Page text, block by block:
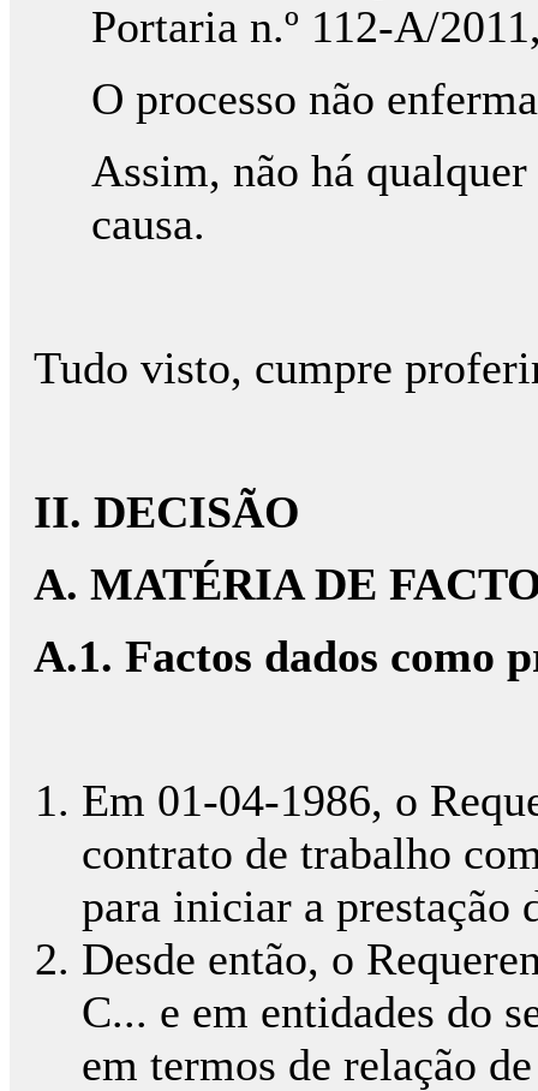
Portaria n.º 112-A/
O processo não
Assim, não há
causa.
Tudo visto, cumpre
II. DECISÃO
A. MATÉRIA DE
A.1. Factos dados como
Em 01-04-1986, o
contrato de trabalho
para iniciar a prestação
Desde então, o
C... e em entidades do
em termos de relação